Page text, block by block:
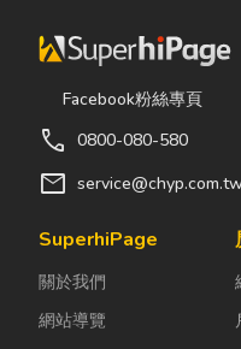
Facebook粉絲專頁
call 0800-080-580
mail
SuperhiPage
關於我們
網站導覽